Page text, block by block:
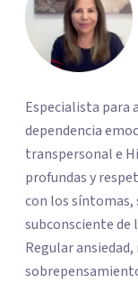
Especialista para
dependencia emocional. Mi enfoque
transpersonal e
profundas y
con los síntomas,
subconsciente de lo que
Regular